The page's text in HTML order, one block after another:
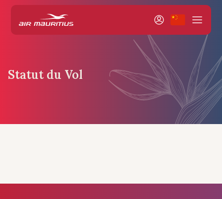
Statut du Vol